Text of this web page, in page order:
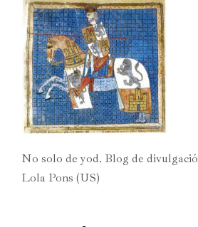
No solo de yod. Blog de
Lola Pons (US)